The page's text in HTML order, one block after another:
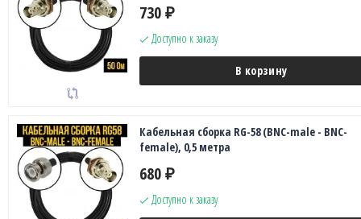
730 ₽
Доступно к заказу
В корзину
Кабельная сборка RG-58 (BNC-male - BNC-
female), 0,5 метра
680 ₽
Доступно к заказу